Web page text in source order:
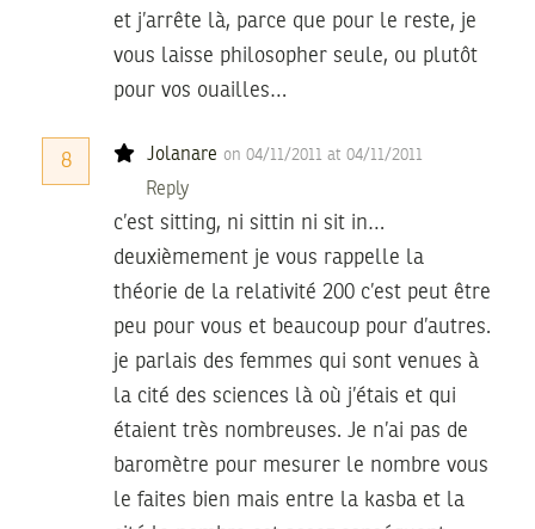
et j’arrête là, parce que pour le reste, je
vous laisse philosopher seule, ou plutôt
pour vos ouailles…
8 Jolanare on 04/11/2011 at 04/11/2011
Reply
c’est sitting, ni sittin ni sit in…
deuxièmement je vous rappelle la
théorie de la relativité 200 c’est peut être
peu pour vous et beaucoup pour d’autres.
je parlais des femmes qui sont venues à
la cité des sciences là où j’étais et qui
étaient très nombreuses. Je n’ai pas de
baromètre pour mesurer le nombre vous
le faites bien mais entre la kasba et la